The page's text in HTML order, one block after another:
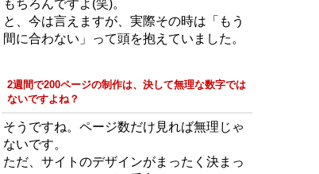
もちろんですよ(笑)。
と、今は言えますが、実際その時は「もう
間に合わない」って頭を抱えていました。
2週間で200ページの制作は、決して無理な数字では
ないですよね？
そうですね。ページ数だけ見れば無理じゃ
ないです。
ただ、サイトのデザインがまったく決まっ